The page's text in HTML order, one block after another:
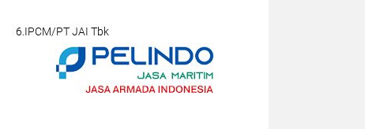
6.IPCM/PT JAI Tbk